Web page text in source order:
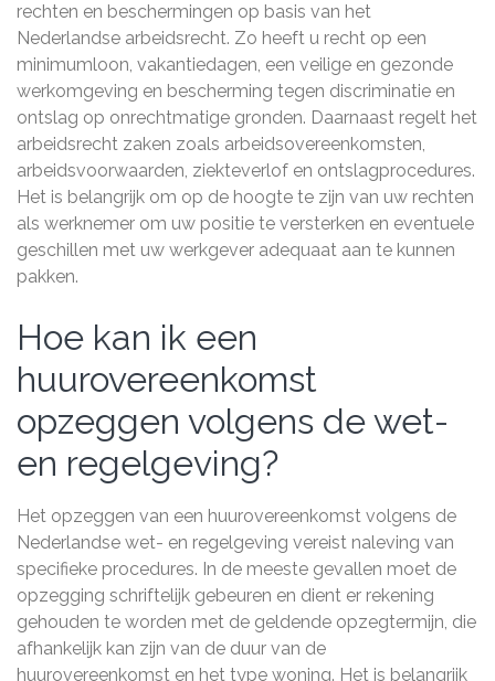
rechten en beschermingen op basis van het
Nederlandse arbeidsrecht. Zo heeft u recht op een
minimumloon, vakantiedagen, een veilige en gezonde
werkomgeving en bescherming tegen discriminatie en
ontslag op onrechtmatige gronden. Daarnaast regelt het
arbeidsrecht zaken zoals arbeidsovereenkomsten,
arbeidsvoorwaarden, ziekteverlof en ontslagprocedures.
Het is belangrijk om op de hoogte te zijn van uw rechten
als werknemer om uw positie te versterken en eventuele
geschillen met uw werkgever adequaat aan te kunnen
pakken.
Hoe kan ik een
huurovereenkomst
opzeggen volgens de wet-
en regelgeving?
Het opzeggen van een huurovereenkomst volgens de
Nederlandse wet- en regelgeving vereist naleving van
specifieke procedures. In de meeste gevallen moet de
opzegging schriftelijk gebeuren en dient er rekening
gehouden te worden met de geldende opzegtermijn, die
afhankelijk kan zijn van de duur van de
huurovereenkomst en het type woning. Het is belangrijk